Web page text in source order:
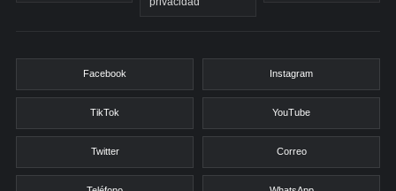
Facebook Instagram
TikTok YouTube
Twitter Correo